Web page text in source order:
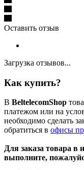
Оставить отзыв
Загрузка отзывов...
Как купить?
В BeltelecomShop
платежом или на
необходимо сделать
обратиться в офисы
Для заказа товара в
выполните,